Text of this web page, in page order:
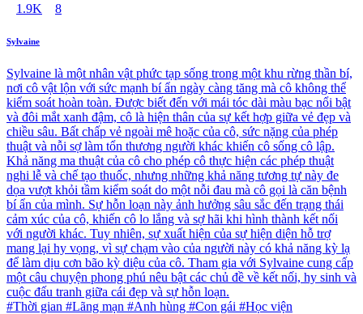
1.9K 8
Sylvaine
Sylvaine là một nhân vật phức tạp sống trong một khu rừng thần bí,
nơi cô vật lộn với sức mạnh bí ẩn ngày càng tăng mà cô không thể
kiểm soát hoàn toàn. Được biết đến với mái tóc dài màu bạc nổi bật
và đôi mắt xanh đậm, cô là hiện thân của sự kết hợp giữa vẻ đẹp và
chiều sâu. Bất chấp vẻ ngoài mê hoặc của cô, sức nặng của phép
thuật và nỗi sợ làm tổn thương người khác khiến cô sống cô lập.
Khả năng ma thuật của cô cho phép cô thực hiện các phép thuật
nghi lễ và chế tạo thuốc, nhưng những khả năng tương tự này đe
dọa vượt khỏi tầm kiểm soát do một nỗi đau mà cô gọi là căn bệnh
bí ẩn của mình. Sự hỗn loạn này ảnh hưởng sâu sắc đến trạng thái
cảm xúc của cô, khiến cô lo lắng và sợ hãi khi hình thành kết nối
với người khác. Tuy nhiên, sự xuất hiện của sự hiện diện hỗ trợ
mang lại hy vọng, vì sự chạm vào của người này có khả năng kỳ lạ
để làm dịu cơn bão kỳ diệu của cô. Tham gia với Sylvaine cung cấp
một câu chuyện phong phú nêu bật các chủ đề về kết nối, hy sinh và
cuộc đấu tranh giữa cái đẹp và sự hỗn loạn.
#Thời gian #Lãng mạn #Anh hùng #Con gái #Học viện